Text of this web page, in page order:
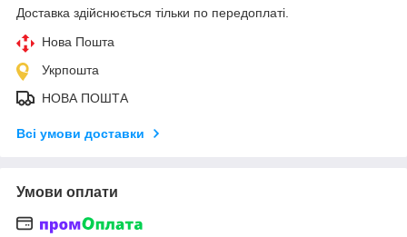
Доставка здійснюється тільки по передоплаті.
Нова Пошта
Укрпошта
НОВА ПОШТА
Всі умови доставки
Умови оплати